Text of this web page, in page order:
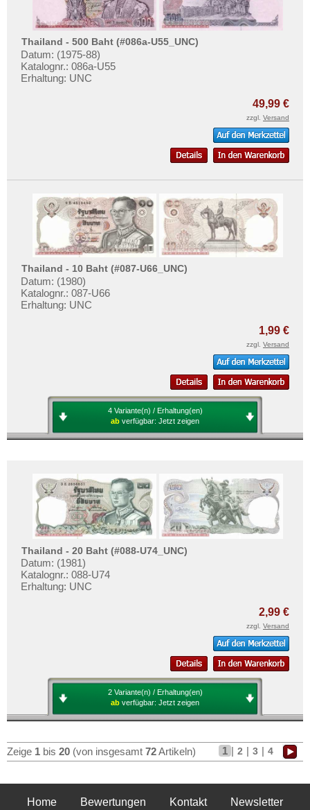
Thailand - 500 Baht (#086a-U55_UNC)
Datum: (1975-88)
Katalognr.: 086a-U55
Erhaltung: UNC
49,99 €
zzgl. Versand
Thailand - 10 Baht (#087-U66_UNC)
Datum: (1980)
Katalognr.: 087-U66
Erhaltung: UNC
1,99 €
zzgl. Versand
4 Variante(n) / Erhaltung(en)
ab verfügbar: Jetzt zeigen
Thailand - 20 Baht (#088-U74_UNC)
Datum: (1981)
Katalognr.: 088-U74
Erhaltung: UNC
2,99 €
zzgl. Versand
2 Variante(n) / Erhaltung(en)
ab verfügbar: Jetzt zeigen
Zeige 1 bis 20 (von insgesamt 72Artikeln) 1 | 2 | 3 | 4
Home Bewertungen Kontakt Newsletter